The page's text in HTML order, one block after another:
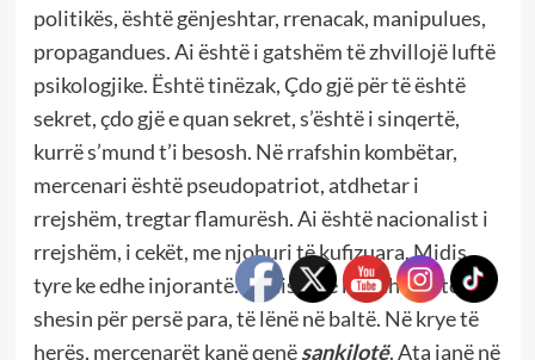
politikës, është gënjeshtar, rrenacak, manipulues,
propagandues. Ai është i gatshëm të zhvillojë luftë
psikologjike. Është tinëzak, Çdo gjë për të është
sekret, çdo gjë e quan sekret, s’është i sinqertë,
kurrë s’mund t’i besosh. Në rrafshin kombëtar,
mercenari është pseudopatriot, atdhetar i
rrejshëm, tregtar flamurësh. Ai është nacionalist i
rrejshëm, i cekët, me njohuri të kufizuara. Midis
tyre ke edhe injorantë. Midis tyre ke edhe që të
shesin për persë para, të lënë në baltë. Në krye të
herës, mercenarët kanë qenësankilotë. Ata janë në